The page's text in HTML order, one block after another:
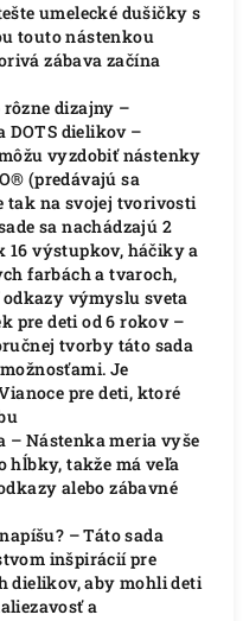
umelecké dušičky s
touto nástenkou
zábava začína
dizajny –
DOTS dielikov –
vyzdobiť nástenky
(predávajú sa
tak na svojej tvorivosti
sa nachádzajú 2
16 výstupkov, háčiky a
farbách a tvaroch,
výmyslu sveta
pre deti od 6 rokov –
tvorby táto sada
Je
pre deti, ktoré
– Nástenka meria vyše
hĺbky, takže má veľa
alebo zábavné
– Táto sada
inšpirácií pre
dielikov, aby mohli deti
a